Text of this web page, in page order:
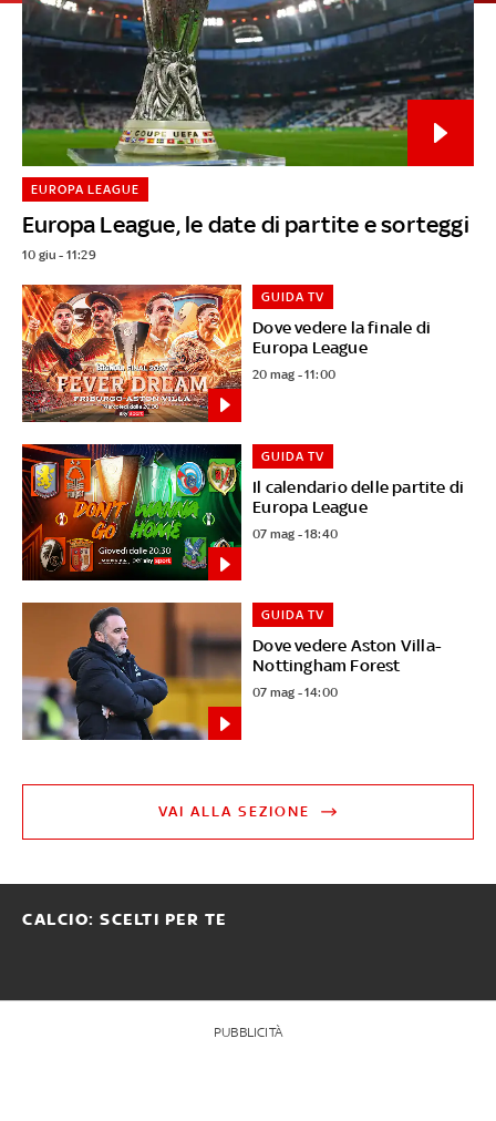
Europa League, le date di partite e sorteggi
EUROPA LEAGUE
10 giu - 11:29
Dove vedere la finale di
Europa League
GUIDA TV
20 mag - 11:00
Il calendario delle partite di
Europa League
GUIDA TV
07 mag - 18:40
Dove vedere Aston Villa-
Nottingham Forest
GUIDA TV
07 mag - 14:00
VAI ALLA SEZIONE
CALCIO: SCELTI PER TE
PUBBLICITÀ